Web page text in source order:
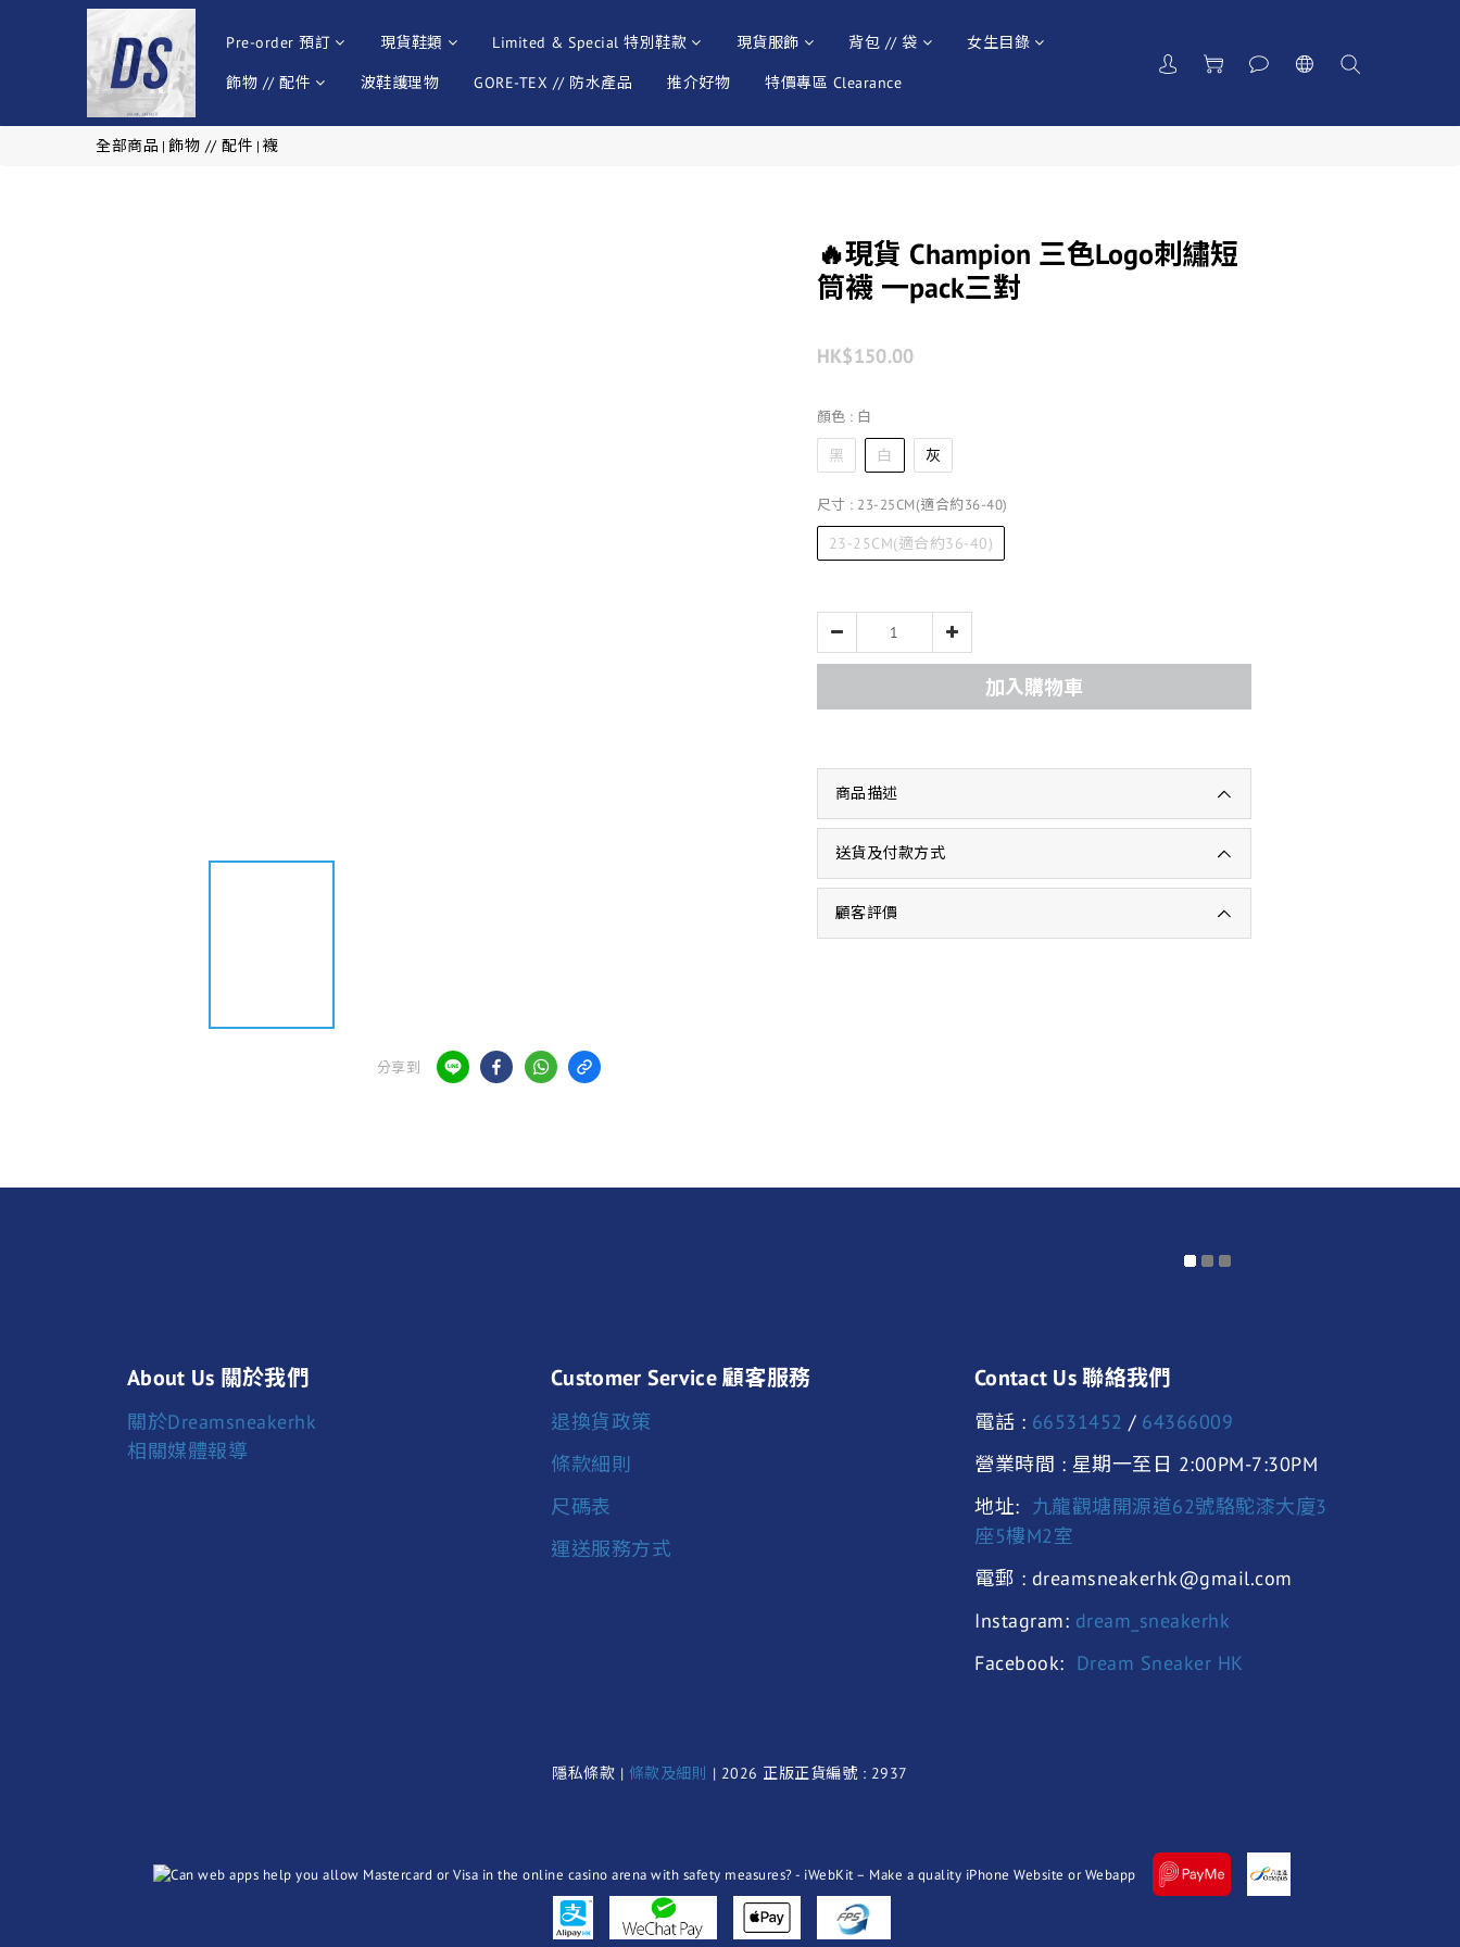
Pre-order 預訂 現貨鞋類 Limited & Special 特別鞋款 現貨服飾 背包 // 袋 女生目錄
飾物 // 配件 波鞋護理物 GORE-TEX // 防水產品 推介好物 特價專區 Clearance
全部商品 | 飾物 // 配件 | 襪
分享到
🔥現貨 Champion 三色Logo刺繡短
筒襪 一pack三對
HK$150.00
顏色 : 白
黑 白 灰
尺寸 : 23-25CM(適合約36-40)
23-25CM(適合約36-40)
加入購物車
商品描述
送貨及付款方式
顧客評價
About Us 關於我們
關於Dreamsneakerhk
相關媒體報導
Customer Service 顧客服務
退換貨政策
條款細則
尺碼表
運送服務方式
Contact Us 聯絡我們
電話 : 66531452 / 64366009
營業時間 : 星期一至日 2:00PM-7:30PM
地址:
九龍觀塘開源道62號駱駝漆大廈3
座5樓M2室
電郵 : dreamsneakerhk@gmail.com
Instagram: dream_sneakerhk
Facebook: Dream Sneaker HK
隱私條款 | 條款及細則 | 2026 正版正貨編號 : 2937